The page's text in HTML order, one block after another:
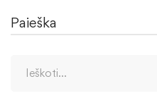
Paieška